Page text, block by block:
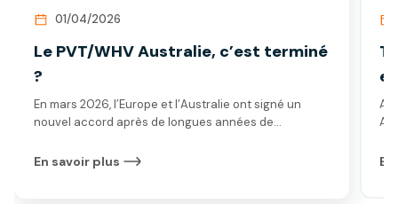
01/04/2026
Le PVT/WHV Australie, c’est terminé
?
En mars 2026, l’Europe et l’Australie ont signé un
nouvel accord après de longues années de
attendus… Mais dans ce contexte de nouvelles
En savoir plus